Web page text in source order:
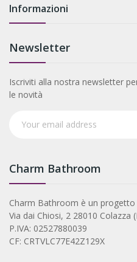
Informazioni
Newsletter
Iscriviti alla nostra newsletter
le novità
Charm Bathroom
Charm Bathroom è un progetto
Via dai Chiosi, 2 28010 Colazza
P.IVA: 02527880039
CF: CRTVLC77E42Z129X